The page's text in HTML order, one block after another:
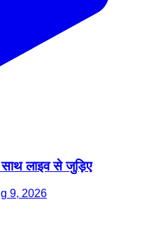
लाइव से जुड़िए
9, 2026